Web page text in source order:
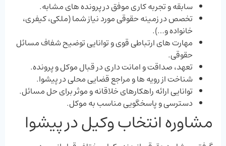
سابقه و تجربه کاری موفق در پرونده‌ های مشابه.
تخصص در زمینه حقوقی مورد نیاز شما (ملکی، کیفری،
خانواده و…).
مهارت‌ های ارتباطی قوی و توانایی توضیح شفاف مسائل
حقوقی.
تعهد، صداقت و امانت ‌داری در قبال موکل و پرونده.
شناخت از رویه‌ ها و مراجع قضایی محلی در پیشوا.
توانایی ارائه راهکارهای خلاقانه و موثر برای حل مسائل.
دسترسی و پاسخگویی مناسب به موکل.
مشاوره انتخاب وکیل در پیشوا